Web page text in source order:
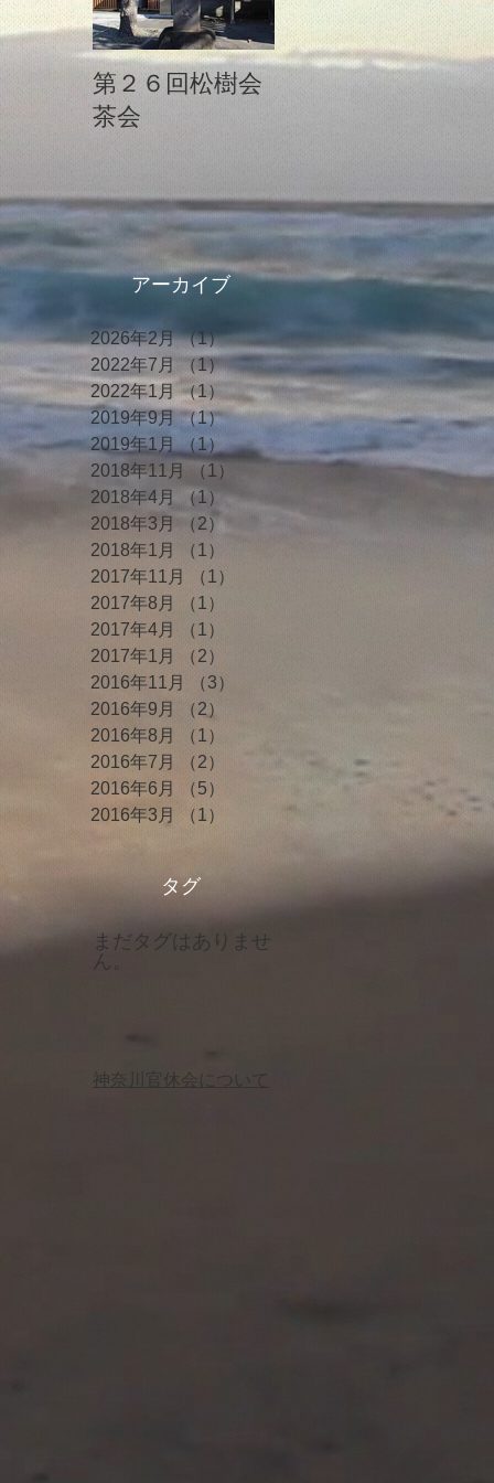
第２６回松樹会
茶会
アーカイブ
2026年2月 （1）1件の記事
2022年7月
（1）1件の記事
2022年1月 （1）
1件の記事
2019年9月 （1）1件の記事
2019年1月
（1）
1件の記事
2018年11月
（1）
2018年4月
（1）
1件の記事
2018年3月
（2）
2018年1月
（1）
2017年11月
（1）
2017年8月
（1）
2017年4月
（1）
2017年1月
（2）
2016年11月
（3）
2016年9月
（2）
2016年8月
（1）
2016年7月
（2）
2016年6月
（5）
2016年3月
（1） 1件の記事
タグ
まだタグはありませ
ん。
神奈川官休会について